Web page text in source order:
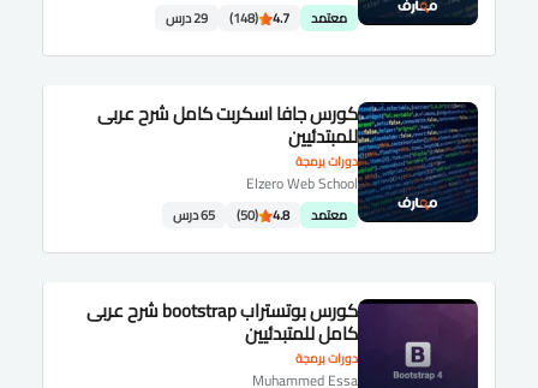
معتمد 4.7
(148) 29 درس
دورات برمجة
كورس جافا اسكربت كامل شرح عربى
للمبتدئيين
Elzero Web School
معتمد 4.8
(50) 65 درس
دورات برمجة
كورس بوتستراب bootstrap شرح عربى
كامل للمتبدئيين
Muhammed Essa